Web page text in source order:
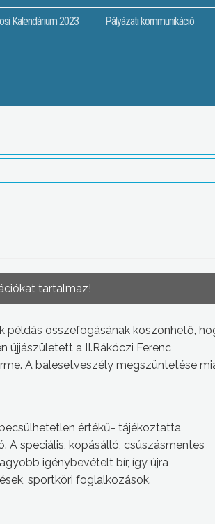
Kalendárium 2023 Pályázati kommunikáció
tartalmaz!
példás összefogásának köszönhető,
újjászületett a II.Rákóczi Ferenc
A balesetveszély megszüntetése
értékű- tájékoztatta
A speciális, kopásálló, csúszásmentes
igénybevételt bír, így újra
sportköri foglalkozások.